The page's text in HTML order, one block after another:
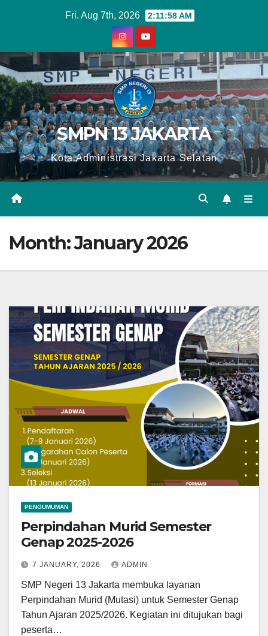
Fri. Aug 7th, 2026 2:11:58 AM
SMPN 13 JAKARTA
Kota Administrasi Jakarta Selatan
Month:January 2026
PENGUMUMAN
Perpindahan Murid Semester
Genap 2025-2026
7 JANUARY, 2026 ADMIN
SMP Negeri 13 Jakarta membuka layanan
Perpindahan Murid (Mutasi) untuk Semester Genap
Tahun Ajaran 2025/2026. Kegiatan ini ditujukan bagi
peserta…